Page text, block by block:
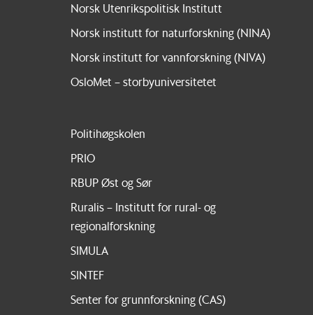
Norsk Utenrikspolitisk Institutt
Norsk institutt for naturforskning (NINA)
Norsk institutt for vannforskning (NIVA)
OsloMet – storbyuniversitetet
Politihøgskolen
PRIO
RBUP Øst og Sør
Ruralis – Institutt for rural- og
regionalforskning
SIMULA
SINTEF
Senter for grunnforskning (CAS)